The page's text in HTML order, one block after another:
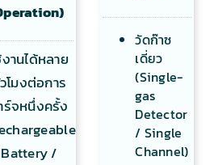
งานได้หลาย
โมงต่อการ
ร์จหนึ่งครั้ง
Battery /
วัดก๊าซ
เดี่ยว
(Single-
gas
Detector
/ Single
Channel)